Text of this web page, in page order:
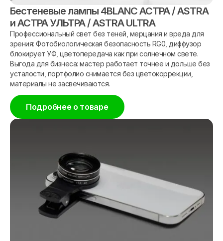
Бестеневые лампы 4BLANC АСТРА / ASTRA
и АСТРА УЛЬТРА / ASTRA ULTRA
Профессиональный свет без теней, мерцания и вреда для
зрения: Фотобиологическая безопасность RG0, диффузор
блокирует УФ, цветопередача как при солнечном свете.
Выгода для бизнеса: мастер работает точнее и дольше без
усталости, портфолио снимается без цветокоррекции,
материалы не засвечиваются.
Подробнее о товаре